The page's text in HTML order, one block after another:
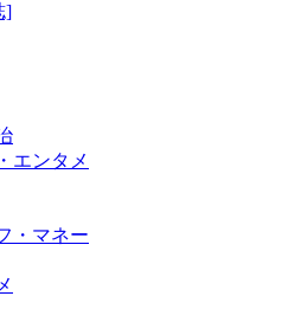
エンタメ
・マネー